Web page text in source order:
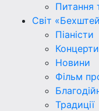
Питання
Світ
Піаністи
Концерти
Новини
Фільм
Традиції